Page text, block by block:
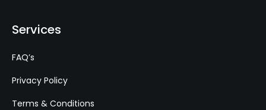
Services
FAQ’s
Privacy Policy
Terms & Conditions